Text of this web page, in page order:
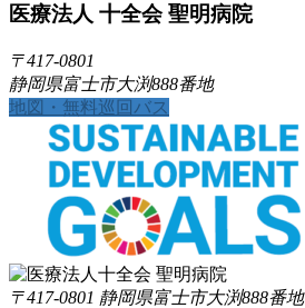
医療法人 十全会 聖明病院
〒417-0801
静岡県富士市大渕888番地
地図・無料巡回バス
〒417-0801 静岡県富士市大渕888番地